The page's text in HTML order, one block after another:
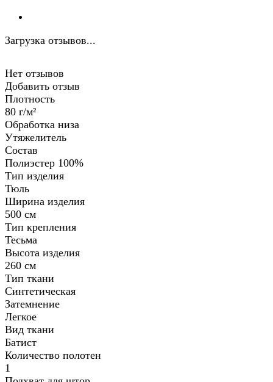
Загрузка отзывов...
Нет отзывов
Добавить отзыв
Плотность
80 г/м²
Обработка низа
Утяжелитель
Состав
Полиэстер 100%
Тип изделия
Тюль
Ширина изделия
500 см
Тип крепления
Тесьма
Высота изделия
260 см
Тип ткани
Синтетическая
Затемнение
Легкое
Вид ткани
Батист
Количество полотен
1